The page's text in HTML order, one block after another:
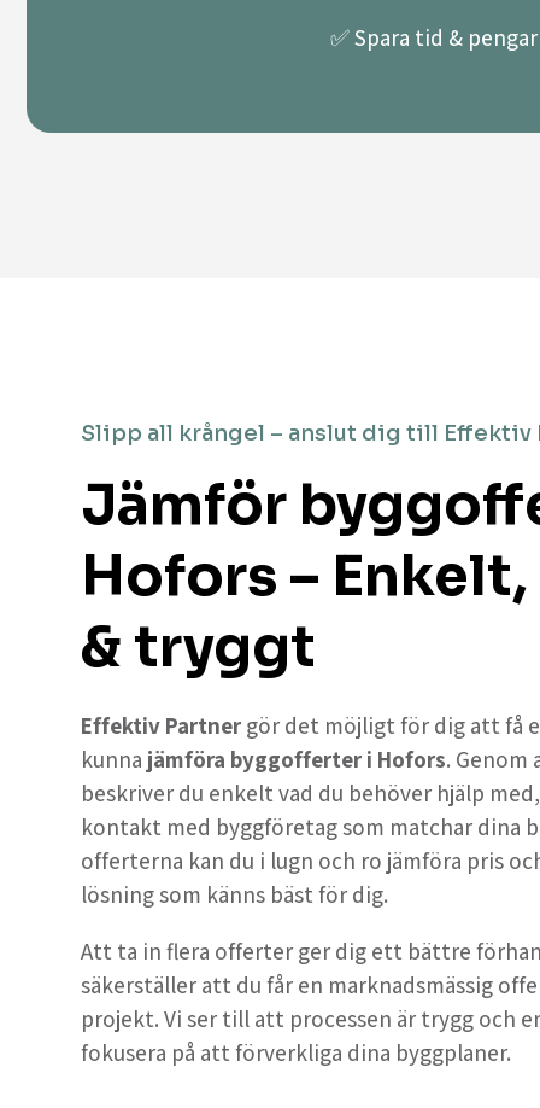
✅ Spara tid &
Slipp all krångel – anslut dig till Effektiv
Jämför
Hofors –
& tryggt
Effektiv Partner gör det möjligt för dig att få
kunna jämföra byggofferter i Hofors.
beskriver du enkelt vad du behöver hjälp
kontakt med byggföretag som matchar dina
offerterna kan du i lugn och ro jämföra pris
lösning som känns bäst för dig.
Att ta in flera offerter ger dig ett bättre
säkerställer att du får en marknadsmässig
projekt. Vi ser till att processen är trygg och
fokusera på att förverkliga dina byggplaner.